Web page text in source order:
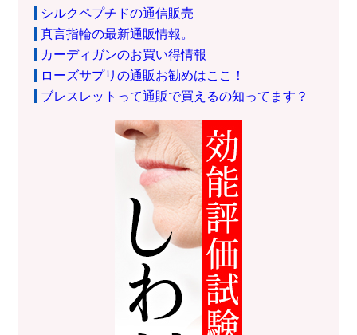
シルクペプチドの通信販売
真言指輪の最新通販情報。
カーディガンのお買い得情報
ローズサプリの通販お勧めはここ！
ブレスレットって通販で買えるの知ってます？